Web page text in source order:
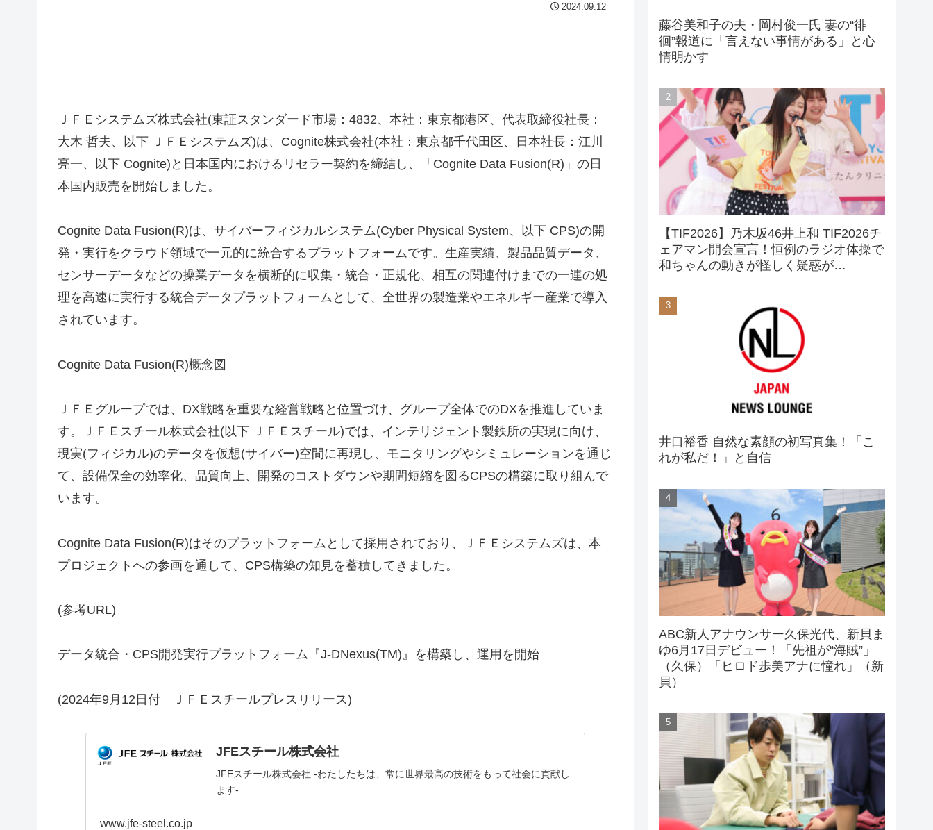
2024.09.12
ＪＦＥシステムズ株式会社(東証スタンダード市場：4832、本社：東京都港区、代表取締役社長：
大木 哲夫、以下 ＪＦＥシステムズ)は、Cognite株式会社(本社：東京都千代田区、日本社長：江川
亮一、以下 Cognite)と日本国内におけるリセラー契約を締結し、「Cognite Data Fusion(R)」の日
本国内販売を開始しました。
Cognite Data Fusion(R)は、サイバーフィジカルシステム(Cyber Physical System、以下 CPS)の開
発・実行をクラウド領域で一元的に統合するプラットフォームです。生産実績、製品品質データ、
センサーデータなどの操業データを横断的に収集・統合・正規化、相互の関連付けまでの一連の処
理を高速に実行する統合データプラットフォームとして、全世界の製造業やエネルギー産業で導入
されています。
Cognite Data Fusion(R)概念図
ＪＦＥグループでは、DX戦略を重要な経営戦略と位置づけ、グループ全体でのDXを推進していま
す。ＪＦＥスチール株式会社(以下 ＪＦＥスチール)では、インテリジェント製鉄所の実現に向け、
現実(フィジカル)のデータを仮想(サイバー)空間に再現し、モニタリングやシミュレーションを通じ
て、設備保全の効率化、品質向上、開発のコストダウンや期間短縮を図るCPSの構築に取り組んで
います。
Cognite Data Fusion(R)はそのプラットフォームとして採用されており、ＪＦＥシステムズは、本
プロジェクトへの参画を通して、CPS構築の知見を蓄積してきました。
(参考URL)
データ統合・CPS開発実行プラットフォーム『J-DNexus(TM)』を構築し、運用を開始
(2024年9月12日付 ＪＦＥスチールプレスリリース)
JFEスチール株式会社
JFEスチール株式会社 -わたしたちは、常に世界最高の技術をもって社会に貢献し
ます-
www.jfe-steel.co.jp
藤谷美和子の夫・岡村俊一氏 妻の“徘
徊”報道に「言えない事情がある」と心
情明かす
【TIF2026】乃木坂46井上和 TIF2026チ
ェアマン開会宣言！恒例のラジオ体操で
和ちゃんの動きが怪しく疑惑が…
井口裕香 自然な素顔の初写真集！「こ
れが私だ！」と自信
ABC新人アナウンサー久保光代、新貝ま
ゆ6月17日デビュー！「先祖が“海賊”」
（久保）「ヒロド歩美アナに憧れ」（新
貝）